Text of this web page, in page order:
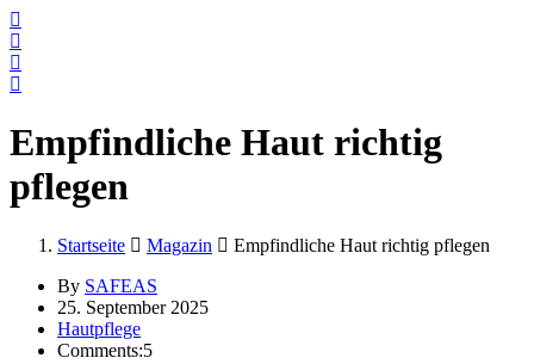
Empfindliche Haut richtig
pflegen
Startseite Magazin
Empfindliche Haut richtig pflegen
By SAFEAS
25. September 2025
Hautpflege
Comments:5